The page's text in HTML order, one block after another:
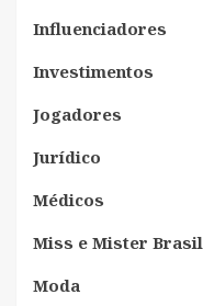
Influenciadores
Investimentos
Jogadores
Jurídico
Médicos
Miss e Mister Brasil
Moda